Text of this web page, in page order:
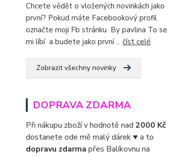
Chcete vědět o vložených novinkách jako
první? Pokud máte Facebookový profil
označte moji Fb stránku By pavlina To se
mi líbí a budete jako první ... číst celé
Zobrazit všechny novinky
DOPRAVA ZDARMA
Při nákupu zboží v hodnotě nad 2000 Kč
dostanete ode mě malý dárek ♥ a to
dopravu zdarma přes Balíkovnu na